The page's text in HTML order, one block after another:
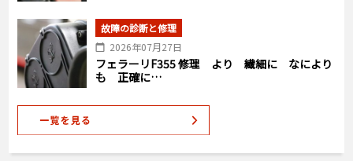
故障の診断と修理
2026年07月27日
フェラーリF355 修理 より 繊細に なにより
も 正確に…